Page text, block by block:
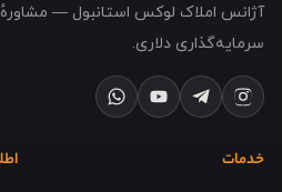
آژانس املاک لوکس استانبول —
سرمایه‌گذاری دلاری.
خدمات